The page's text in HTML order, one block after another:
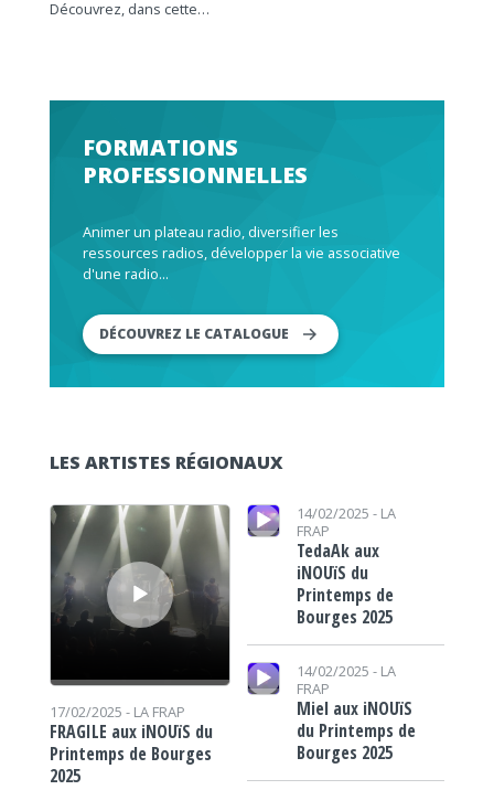
Découvrez, dans cette…
FORMATIONS
PROFESSIONNELLES
Animer un plateau radio, diversifier les
ressources radios, développer la vie associative
d'une radio...
DÉCOUVREZ LE CATALOGUE
LES ARTISTES RÉGIONAUX
Lecteur audio
17/02/2025 - LA FRAP
FRAGILE aux iNOUïS du
Printemps de Bourges
2025
Lecteur audio 14/02/2025 - LA
FRAP
TedaAk aux
iNOUïS du
Printemps de
Bourges 2025
Lecteur audio
14/02/2025 - LA
FRAP
Miel aux iNOUïS
du Printemps de
Bourges 2025